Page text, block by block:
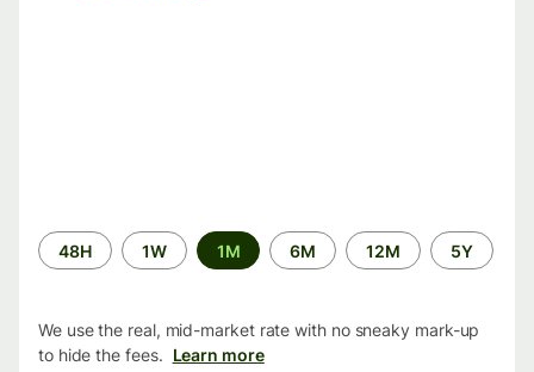
Time
period
48H 1W 1M 6M 12M 5Y
We use the real, mid-market rate with no sneaky mark-up
to hide the fees. Learn more